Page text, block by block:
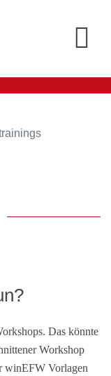
Das könnte
Workshop
winEFW Vorlagen